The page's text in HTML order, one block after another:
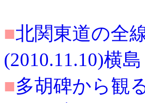
■北関東道の全
(2010.11.10)横
■多胡碑から観